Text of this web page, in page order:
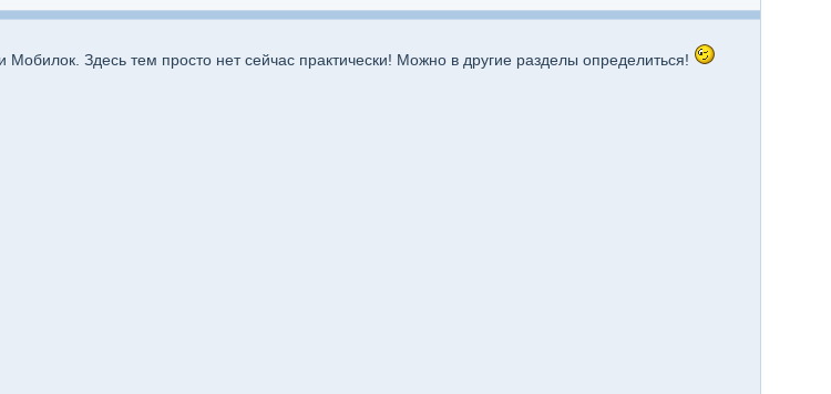
Здесь тем просто нет сейчас практически! Можно в другие разделы определиться!